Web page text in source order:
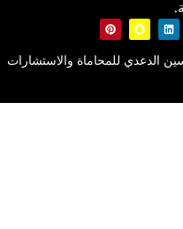
الدعدي للمحاماة والاستشارات